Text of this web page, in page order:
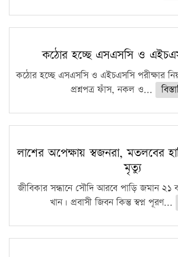
কঠোর হচ্ছে এসএসসি ও
কঠোর হচ্ছে এসএসসি ও এইচএসসি পরীক্ষার
প্রশ্নপত্র ফাঁস, নকল ও...
লাশের অপেক্ষায় স্বজনরা, মতলবের
মৃত্যু
জীবিকার সন্ধানে সৌদি আরবে পাড়ি জমান ২১
খান। প্রবাসী জিবন কিন্তু স্বপ্ন পূরণ...